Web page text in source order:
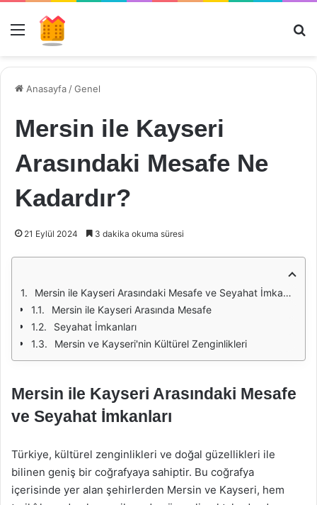
Menü
Anasayfa /Genel
Mersin ile Kayseri
Arasındaki Mesafe Ne
Kadardır?
21 Eylül 2024 3 dakika okuma süresi
Mersin ile Kayseri Arasındaki Mesafe ve Seyahat İmkanları
Mersin ile Kayseri Arasında Mesafe
Seyahat İmkanları
Mersin ve Kayseri'nin Kültürel Zenginlikleri
Mersin ile Kayseri Arasındaki Mesafe
ve Seyahat İmkanları
Türkiye, kültürel zenginlikleri ve doğal güzellikleri ile
bilinen geniş bir coğrafyaya sahiptir. Bu coğrafya
içerisinde yer alan şehirlerden Mersin ve Kayseri, hem